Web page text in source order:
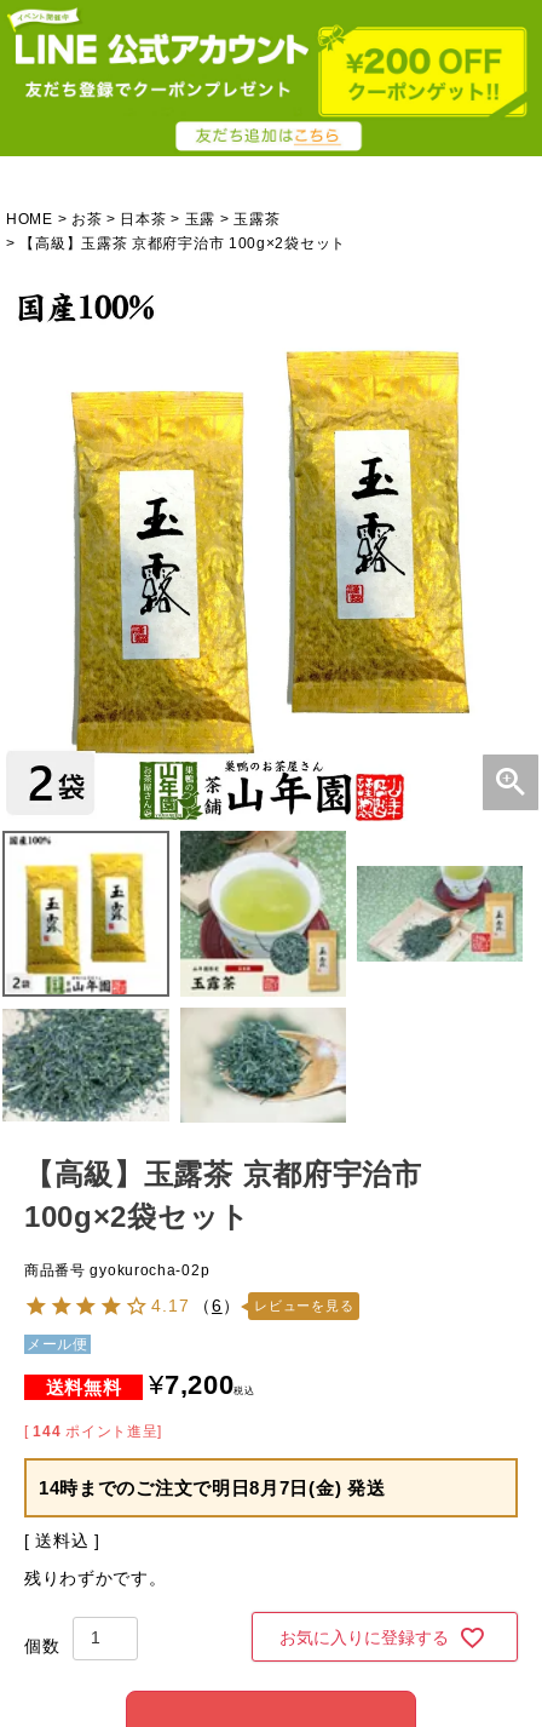
HOME お茶 日本茶 玉露
玉露茶
【高級】玉露茶 京都府宇治市 100g×2袋セット
【高級】玉露茶 京都府宇治市
100g×2袋セット
商品番号 gyokurocha-02p
4.17 （6） レビューを見る
メール便
¥7,200税込
[ 144 ポイント進呈]
14時までのご注文で明日8月7日(金) 発送
送料込
残りわずかです。
お気に入りに登録する